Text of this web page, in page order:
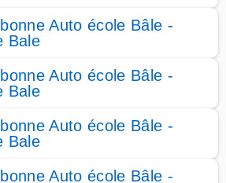
Auto école Bâle -
Bale
Auto école Bâle -
Bale
Auto école Bâle -
Bale
Auto école Bâle -